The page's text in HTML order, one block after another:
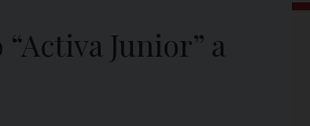
Junior” a